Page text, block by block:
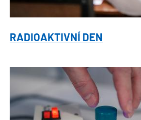
RADIOAKTIVNÍ DEN